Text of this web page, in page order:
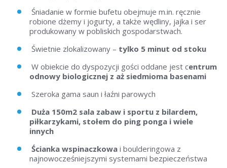
Śniadanie w formie bufetu obejmuje m.in. ręcznie
robione dżemy i jogurty, a także wędliny, jajka i ser
produkowany w pobliskich gospodarstwach.
Świetnie zlokalizowany – tylko 5 minut od stoku
W obiekcie do dyspozycji gości oddane jest centrum
odnowy biologicznej z aż siedmioma basenami
Szeroka gama saun i łaźni parowych
Duża 150m2 sala zabaw i sportu z bilardem,
piłkarzykami, stołem do ping ponga i wiele
innych
Ścianka wspinaczkowa i boulderingowa z
najnowocześniejszymi systemami bezpieczeństwa